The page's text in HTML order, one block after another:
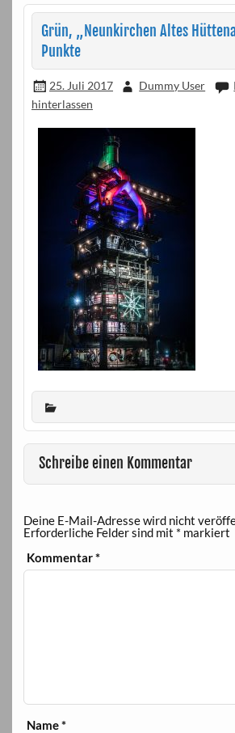
Grün, „Neunkirchen Altes
Punkte
25. Juli 2017 Dummy User
hinterlassen
Schreibe einen Kommentar
Deine E-Mail-Adresse wird nicht
Erforderliche Felder sind mit * markiert
Kommentar*
Name*